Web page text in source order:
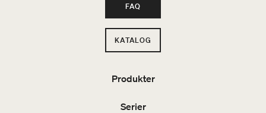
FAQ
KATALOG
Produkter
Serier